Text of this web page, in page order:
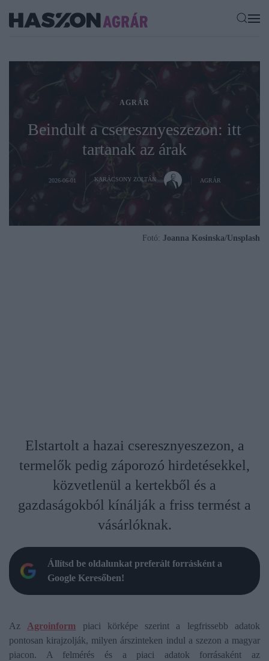
AGRÁR
Beindult a cseresznyeszezon: itt
tartanak az árak
2026-06-01 KARÁCSONY ZOLTÁN AGRÁR
Fotó: Joanna Kosinska/Unsplash
Elstartolt a hazai cseresznyeszezon, a
termelők pedig záporozó hirdetésekkel,
közvetlenül a kertekből és a
gazdaságokból kínálják a friss termést a
vásárlóknak.
Állítsd be oldalunkat preferált forrásként a
Google Keresőben!
Az Agroinform piaci körképe szerint a legfrissebb adatok
pontosan kirajzolják, milyen árszinteken indul a szezon a magyar
piacon. A felmérés és a piaci adatok forrásaként az